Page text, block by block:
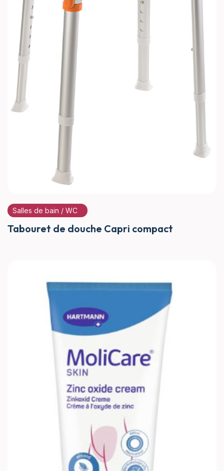
Salles de bain / WC
Tabouret de douche Capri compact